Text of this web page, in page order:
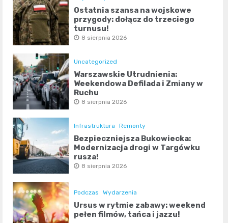
Ostatnia szansa na wojskowe
przygody: dołącz do trzeciego
turnusu!
8 sierpnia 2026
Uncategorized
Warszawskie Utrudnienia:
Weekendowa Defilada i Zmiany w
Ruchu
8 sierpnia 2026
Infrastruktura Remonty
Bezpieczniejsza Bukowiecka:
Modernizacja drogi w Targówku
rusza!
8 sierpnia 2026
Podczas Wydarzenia
Ursus w rytmie zabawy: weekend
pełen filmów, tańca i jazzu!